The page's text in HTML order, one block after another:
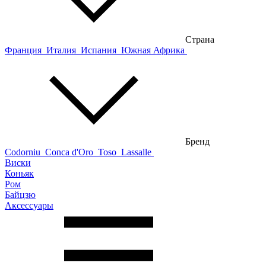
Страна
Франция Италия Испания Южная Африка
Бренд
Codorniu Conca d'Oro Toso Lassalle
Виски
Коньяк
Ром
Байцзю
Аксессуары